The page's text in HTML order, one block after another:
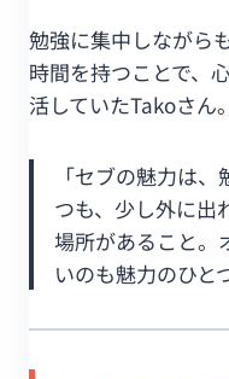
勉強に集中しながら
時間を持つことで、
活していたTakoさん。
「セブの魅力は
つも、少し外に出
場所があること。
いのも魅力のひと